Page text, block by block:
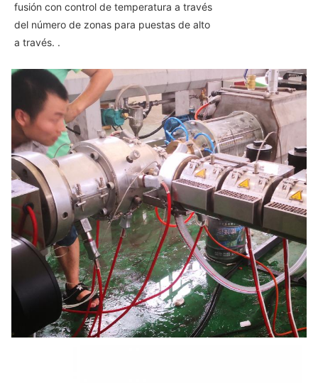
fusión con control de temperatura a través
del número de zonas para puestas de alto
a través. .